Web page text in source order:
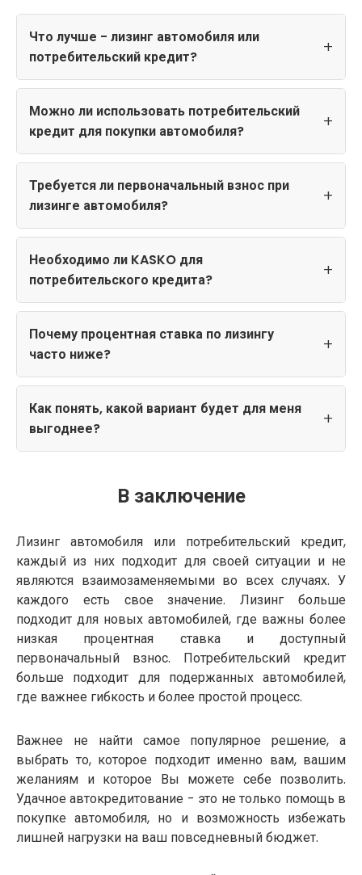
Что лучше - лизинг автомобиля или
потребительский кредит?
Можно ли использовать потребительский
кредит для покупки автомобиля?
Требуется ли первоначальный взнос при
лизинге автомобиля?
Необходимо ли KASKO для
потребительского кредита?
Почему процентная ставка по лизингу
часто ниже?
Как понять, какой вариант будет для меня
выгоднее?
В заключение
Лизинг автомобиля или потребительский кредит,
каждый из них подходит для своей ситуации и не
являются взаимозаменяемыми во всех случаях. У
каждого есть свое значение. Лизинг больше
подходит для новых автомобилей, где важны более
низкая процентная ставка и доступный
первоначальный взнос. Потребительский кредит
больше подходит для подержанных автомобилей,
где важнее гибкость и более простой процесс.
Важнее не найти самое популярное решение, а
выбрать то, которое подходит именно вам, вашим
желаниям и которое Вы можете себе позволить.
Удачное автокредитование - это не только помощь в
покупке автомобиля, но и возможность избежать
лишней нагрузки на ваш повседневный бюджет.